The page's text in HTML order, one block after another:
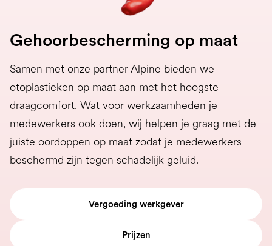
Gehoorbescherming op maat
Samen met onze partner Alpine bieden we
otoplastieken op maat aan met het hoogste
draagcomfort. Wat voor werkzaamheden je
medewerkers ook doen, wij helpen je graag met de
juiste oordoppen op maat zodat je medewerkers
beschermd zijn tegen schadelijk geluid.
Vergoeding werkgever
Prijzen